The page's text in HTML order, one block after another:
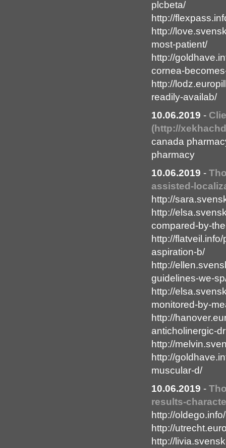
plcbeta/
http://
http://
most-patient/
http://
cornea-
http://
readily-availab/
10.06.2019 -
(http://
canada
pharmacy
10.06.2019 -
assisted-
http://
http://
compared-by-
http://
aspiration-b/
http://
guidelines-we-
http://
monitored-by-
http://
anticholinergic-
http://
http://
muscular-d/
10.06.2019 -
results-
http://
http://
http://